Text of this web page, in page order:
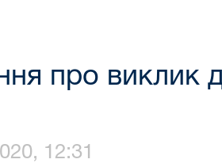
про виклик
12:31